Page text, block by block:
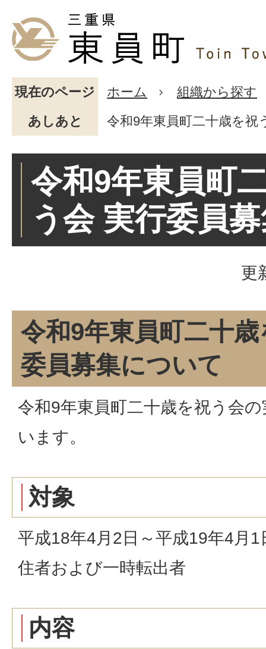
現在のページ ホーム
組織から探す
あしあと
令和9年東員町二十歳を祝
令和9年東員町
う会 実行委員
更
令和9年東員町二十
委員募集について
令和9年東員町二十歳を祝う会
います。
対象
平成18年4月2日～平成19年4月
住者および一時転出者
内容